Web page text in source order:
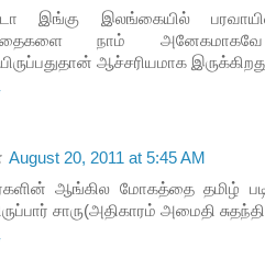
இங்கு இலங்கையில்
நாம்
ஆச்சரியமாக
August 20, 2011 at 5:45 AM
ஆங்கில மோகத்தை தமிழ்
சாரு(அதிகாரம் அமைதி